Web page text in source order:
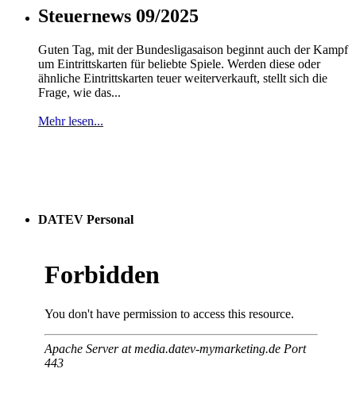
Steuernews 09/2025
Guten Tag, mit der Bundesligasaison beginnt auch der Kampf
um Eintrittskarten für beliebte Spiele. Werden diese oder
ähnliche Eintrittskarten teuer weiterverkauft, stellt sich die
Frage, wie das...
Mehr lesen...
DATEV Personal